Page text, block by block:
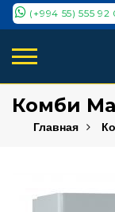
(+994 55) 555 92
Комби
Главная